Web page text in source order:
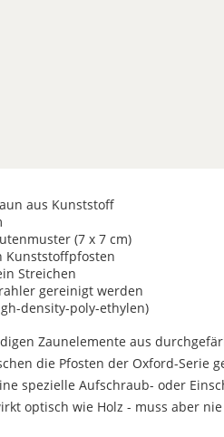
aus Kunststoff
(7 x 7 cm)
Kunststoffpfosten
Streichen
gereinigt werden
density-poly-ethylen)
Zaunelemente aus
die Pfosten der Oxford-Serie
spezielle Aufschraub- oder
optisch wie Holz - muss aber